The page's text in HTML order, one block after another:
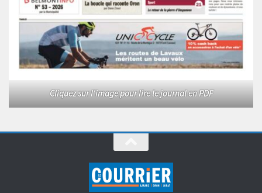
Cliquez sur l'image pour lire le journal en PDF